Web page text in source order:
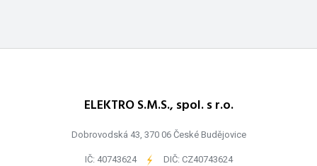
ELEKTRO S.M.S., spol. s r.o.
Dobrovodská 43, 370 06 České Budějovice
IČ: 40743624 - DIČ: CZ40743624